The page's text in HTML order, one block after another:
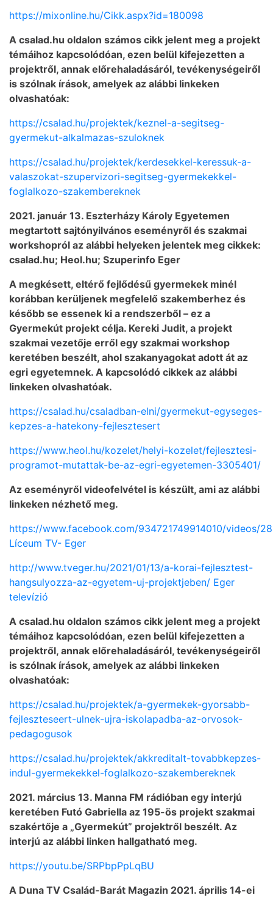
https://mixonline.hu/Cikk.aspx?id=180098
A csalad.hu oldalon számos cikk jelent meg a projekt
témáihoz kapcsolódóan, ezen belül kifejezetten a
projektről, annak előrehaladásáról, tevékenységeiről
is szólnak írások, amelyek az alábbi linkeken
olvashatóak:
https://csalad.hu/projektek/keznel-a-segitseg-
gyermekut-alkalmazas-szuloknek
https://csalad.hu/projektek/kerdesekkel-keressuk-a-
valaszokat-szupervizori-segitseg-gyermekekkel-
foglalkozo-szakembereknek
2021. január 13. Eszterházy Károly Egyetemen
megtartott sajtónyilvános eseményről és szakmai
workshopról az alábbi helyeken jelentek meg cikkek:
csalad.hu; Heol.hu; Szuperinfo Eger
A megkésett, eltérő fejlődésű gyermekek minél
korábban kerüljenek megfelelő szakemberhez és
később se essenek ki a rendszerből – ez a
Gyermekút projekt célja. Kereki Judit, a projekt
szakmai vezetője erről egy szakmai workshop
keretében beszélt, ahol szakanyagokat adott át az
egri egyetemnek. A kapcsolódó cikkek az alábbi
linkeken olvashatóak.
https://csalad.hu/csaladban-elni/gyermekut-egyseges-
kepzes-a-hatekony-fejlesztesert
https://www.heol.hu/kozelet/helyi-kozelet/fejlesztesi-
programot-mutattak-be-az-egri-egyetemen-3305401/
Az eseményről videofelvétel is készült, ami az alábbi
linkeken nézhető meg.
https://www.facebook.com/934721749914010/videos/
Líceum TV- Eger
http://www.tveger.hu/2021/01/13/a-korai-fejlesztest-
hangsulyozza-az-egyetem-uj-projektjeben/ Eger
televízió
A csalad.hu oldalon számos cikk jelent meg a projekt
témáihoz kapcsolódóan, ezen belül kifejezetten a
projektről, annak előrehaladásáról, tevékenységeiről
is szólnak írások, amelyek az alábbi linkeken
olvashatóak:
https://csalad.hu/projektek/a-gyermekek-gyorsabb-
fejleszteseert-ulnek-ujra-iskolapadba-az-orvosok-
pedagogusok
https://csalad.hu/projektek/akkreditalt-tovabbkepzes-
indul-gyermekekkel-foglalkozo-szakembereknek
2021. március 13. Manna FM rádióban egy interjú
keretében Futó Gabriella az 195-ös projekt szakmai
szakértője a „Gyermekút” projektről beszélt. Az
interjú az alábbi linken hallgatható meg.
https://youtu.be/SRPbpPpLqBU
A Duna TV Család-Barát Magazin 2021. április 14-ei